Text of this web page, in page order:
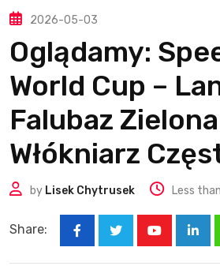
2026-05-03
Oglądamy:
World Cup –
Falubaz
Włókniarz
by Lisek Chytrusek Less
Share: